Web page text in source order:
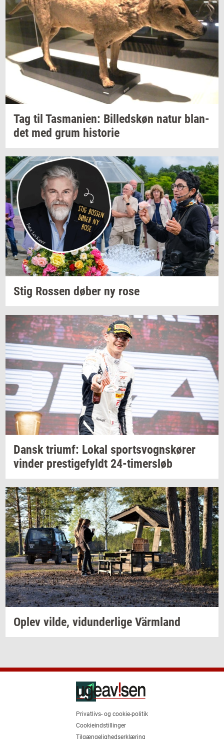
Tag til Tas­ma­ni­en: Bil­leds­køn natur blan­
det med grum hi­sto­rie
Stig Ros­sen døber ny rose
Dansktri­umf: Lokal sport­s­vogns­kø­rer
vin­der pre­sti­ge­fyldt 24-​timersløb
Oplev vilde, vi­dun­der­li­ge Värmland
Privatlivs- og cookie-politik
Cookieindstillinger
Tilgængelighedserklæring